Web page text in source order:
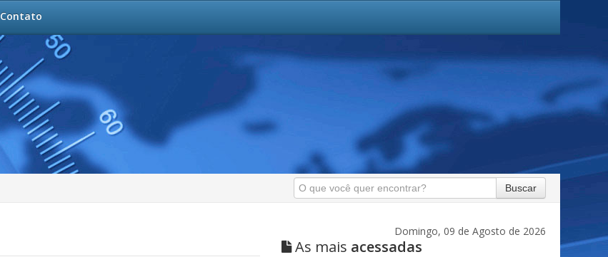
Contato
Buscar
Domingo, 09 de Agosto de 2026
As mais acessadas